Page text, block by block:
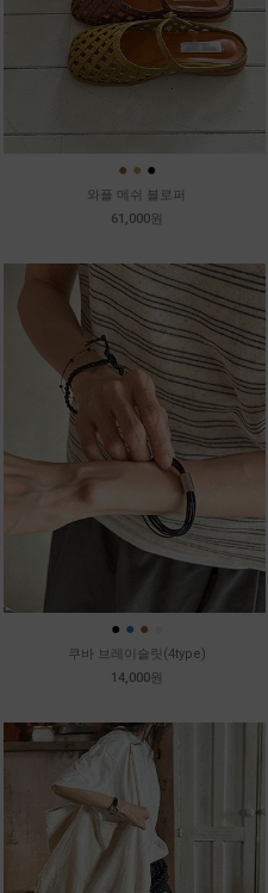
● ● ●
와플 메쉬 블로퍼
61,000원
● ● ●
쿠바 브레이슬릿(4type)
14,000원